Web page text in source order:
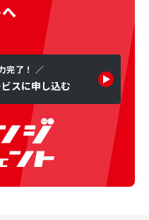
完了！ ／
スに申し込む